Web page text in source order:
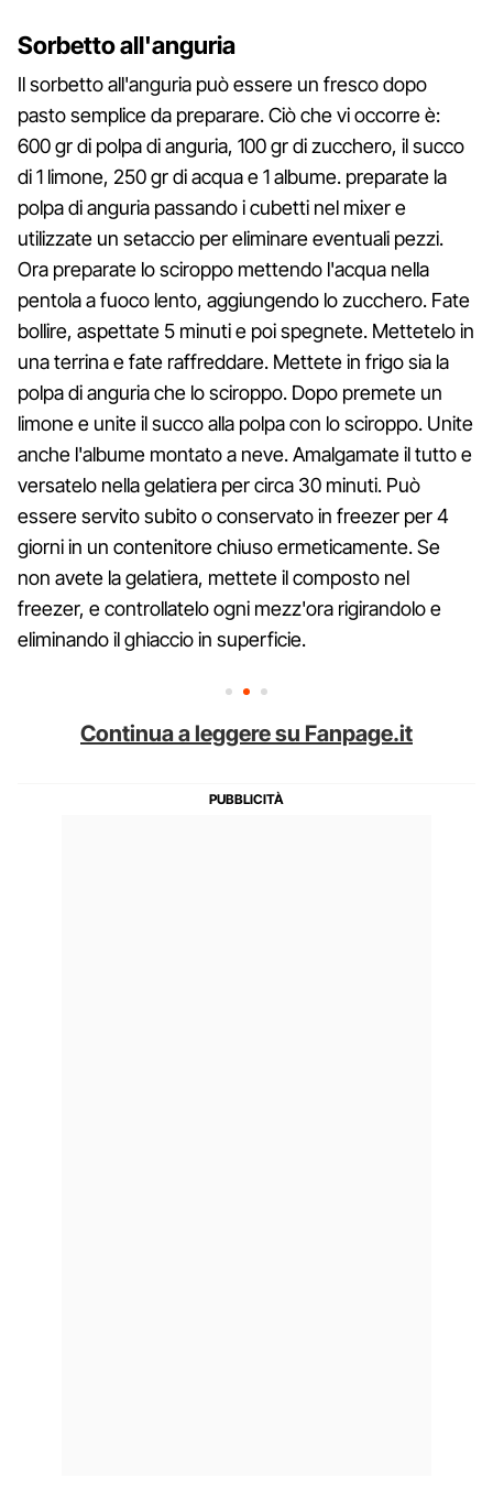
Sorbetto all'anguria
Il sorbetto all'anguria può essere un fresco dopo
pasto semplice da preparare. Ciò che vi occorre è:
600 gr di polpa di anguria, 100 gr di zucchero, il succo
di 1 limone, 250 gr di acqua e 1 albume. preparate la
polpa di anguria passando i cubetti nel mixer e
utilizzate un setaccio per eliminare eventuali pezzi.
Ora preparate lo sciroppo mettendo l'acqua nella
pentola a fuoco lento, aggiungendo lo zucchero. Fate
bollire, aspettate 5 minuti e poi spegnete. Mettetelo in
una terrina e fate raffreddare. Mettete in frigo sia la
polpa di anguria che lo sciroppo. Dopo premete un
limone e unite il succo alla polpa con lo sciroppo. Unite
anche l'albume montato a neve. Amalgamate il tutto e
versatelo nella gelatiera per circa 30 minuti. Può
essere servito subito o conservato in freezer per 4
giorni in un contenitore chiuso ermeticamente. Se
non avete la gelatiera, mettete il composto nel
freezer, e controllatelo ogni mezz'ora rigirandolo e
eliminando il ghiaccio in superficie.
Continua a leggere su Fanpage.it